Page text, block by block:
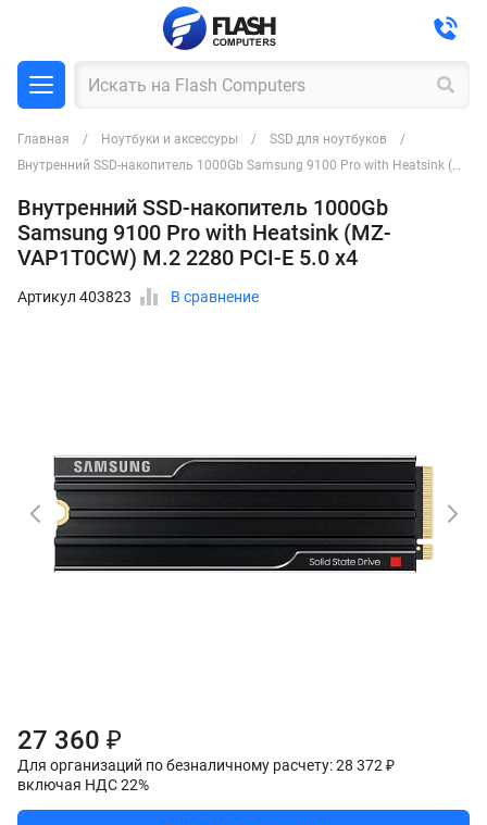
Главная Ноутбуки и аксессуры
SSD для ноутбуков
Внутренний SSD-накопитель 1000Gb Samsung 9100 Pro with Heatsink (MZ-VAP1T0CW) M.2 2280 PCI-E 5.0 x4
Внутренний SSD-накопитель 1000Gb
Samsung 9100 Pro with Heatsink (MZ-
VAP1T0CW) M.2 2280 PCI-E 5.0 x4
Артикул 403823 В сравнение
27 360 ₽
Для организаций по безналичному расчету: 28 372 ₽
включая НДС 22%